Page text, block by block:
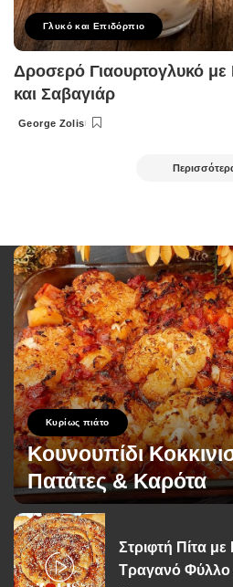
Γλυκό και Επιδόρπιο
Δροσερό Γιαουρτογλυκό
και Σαβαγιάρ
Posted
George Zolis
Κυρίως πιάτο
Κουνουπίδι
Πατάτες & Καρότα
Posted
by
George Zolis 2 Ιουνίου 2026
Στριφτή Πίτα
Τραγανό Φύλλο